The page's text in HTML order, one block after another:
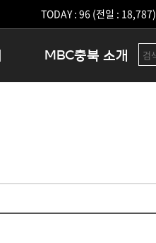
TODAY : 96 (전일 : 18,787)
MBC충북 소개
오시는길